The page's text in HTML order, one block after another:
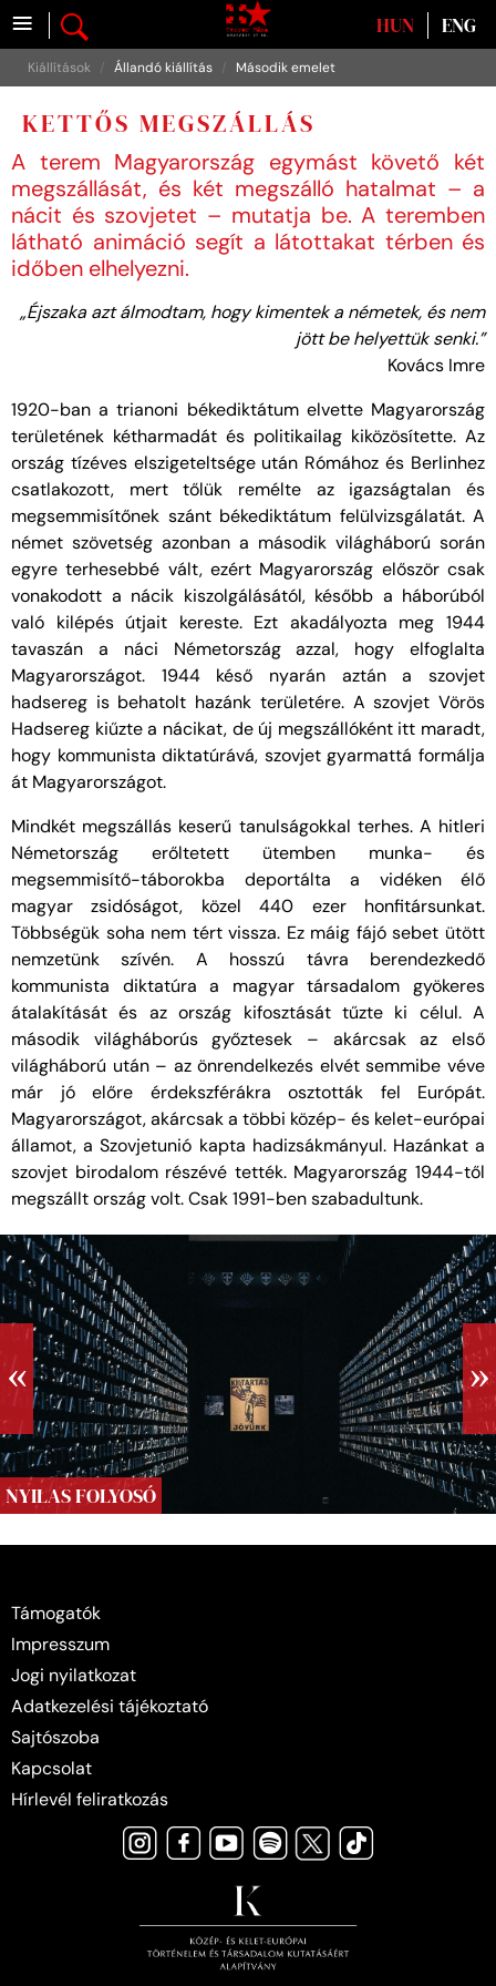
≡ Válasszon nyelvet
HUN ENG
Kiállítások Állandó kiállítás Második emelet
KETTŐS MEGSZÁLLÁS
A terem Magyarország egymást követő két
megszállását, és két megszálló hatalmat – a
nácit és szovjetet – mutatja be. A teremben
látható animáció segít a látottakat térben és
időben elhelyezni.
„Éjszaka azt álmodtam, hogy kimentek a németek, és nem
jött be helyettük senki.”
Kovács Imre
1920-ban a trianoni békediktátum elvette Magyarország
területének kétharmadát és politikailag kiközösítette. Az
ország tízéves elszigeteltsége után Rómához és Berlinhez
csatlakozott, mert tőlük remélte az igazságtalan és
megsemmisítőnek szánt békediktátum felülvizsgálatát. A
német szövetség azonban a második világháború során
egyre terhesebbé vált, ezért Magyarország először csak
vonakodott a nácik kiszolgálásától, később a háborúból
való kilépés útjait kereste. Ezt akadályozta meg 1944
tavaszán a náci Németország azzal, hogy elfoglalta
Magyarországot. 1944 késő nyarán aztán a szovjet
hadsereg is behatolt hazánk területére. A szovjet Vörös
Hadsereg kiűzte a nácikat, de új megszállóként itt maradt,
hogy kommunista diktatúrává, szovjet gyarmattá formálja
át Magyarországot.
Mindkét megszállás keserű tanulságokkal terhes. A hitleri
Németország erőltetett ütemben munka- és
megsemmisítő-táborokba deportálta a vidéken élő
magyar zsidóságot, közel 440 ezer honfitársunkat.
Többségük soha nem tért vissza. Ez máig fájó sebet ütött
nemzetünk szívén. A hosszú távra berendezkedő
kommunista diktatúra a magyar társadalom gyökeres
átalakítását és az ország kifosztását tűzte ki célul. A
második világháborús győztesek – akárcsak az első
világháború után – az önrendelkezés elvét semmibe véve
már jó előre érdekszférákra osztották fel Európát.
Magyarországot, akárcsak a többi közép- és kelet-európai
államot, a Szovjetunió kapta hadizsákmányul. Hazánkat a
szovjet birodalom részévé tették. Magyarország 1944-től
megszállt ország volt. Csak 1991-ben szabadultunk.
NYILAS FOLYOSÓ
Támogatók
Impresszum
Jogi nyilatkozat
Adatkezelési tájékoztató
Sajtószoba
Kapcsolat
Hírlevél feliratkozás